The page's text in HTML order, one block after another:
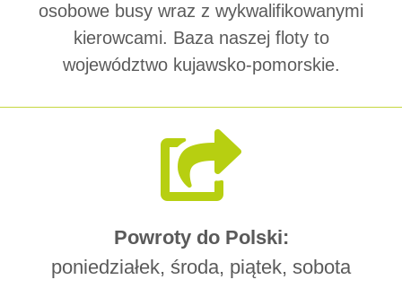
osobowe busy wraz z wykwalifikowanymi
kierowcami. Baza naszej floty to
województwo kujawsko-pomorskie.
Powroty do Polski:
poniedziałek, środa, piątek, sobota